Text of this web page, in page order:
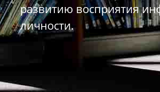
развитию восприятия
личности.